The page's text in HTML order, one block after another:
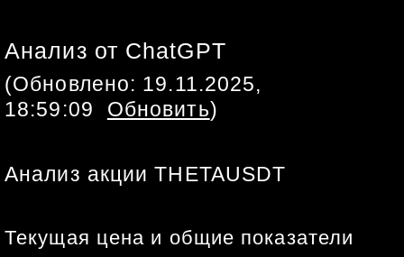
Анализ от ChatGPT
(Обновлено: 19.11.2025,
18:59:09
Обновить)
Анализ акции THETAUSDT
Текущая цена и общие показатели